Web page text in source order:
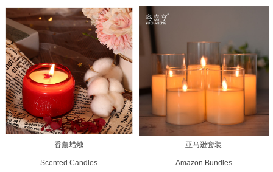
香薰蜡烛
Scented Candles
亚马逊套装
Amazon Bundles